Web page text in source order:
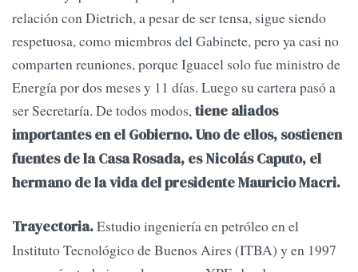
relación con Dietrich, a pesar de ser tensa, sigue siendo
respetuosa, como miembros del Gabinete, pero ya casi no
comparten reuniones, porque Iguacel solo fue ministro de
Energía por dos meses y 11 días. Luego su cartera pasó a
ser Secretaría. De todos modos,tiene aliados
importantes en el Gobierno. Uno de ellos, sostienen
fuentes de la Casa Rosada, es Nicolás Caputo, el
hermano de la vida del presidente Mauricio Macri.
Trayectoria.Estudio ingeniería en petróleo en el
Instituto Tecnológico de Buenos Aires (ITBA) y en 1997